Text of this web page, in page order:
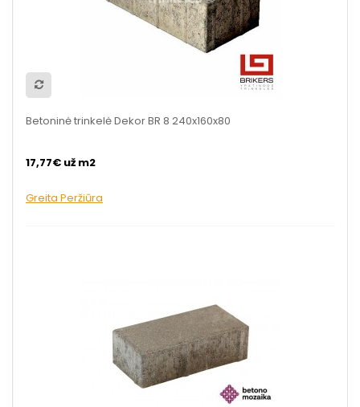
Betoninė trinkelė Dekor BR 8 240x160x80
17,77€ už m2
Greita Peržiūra